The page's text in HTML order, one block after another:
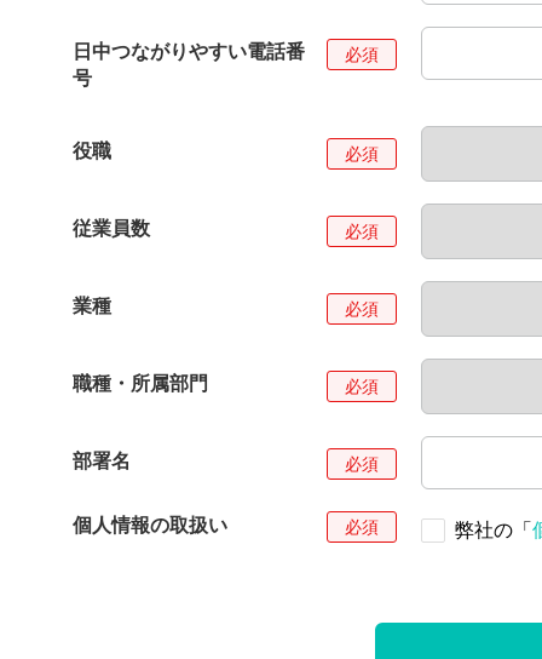
日中つながりやすい電話番
号
役職
従業員数
業種
職種・所属部門
部署名
個人情報の取扱い 弊社の「